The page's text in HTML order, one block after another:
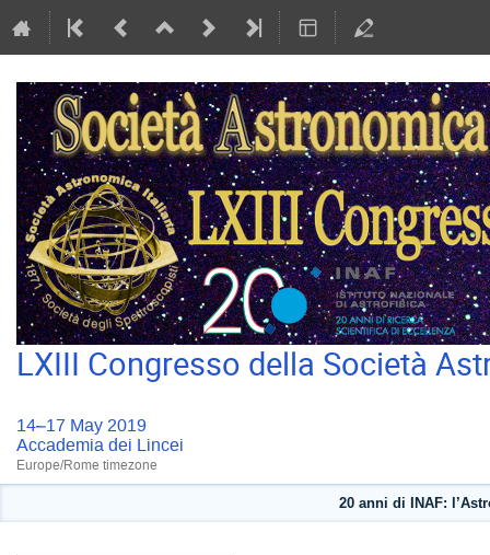
LXIII Congresso della Società
14–17 May 2019
Accademia dei Lincei
Europe/Rome timezone
20 anni di INAF: